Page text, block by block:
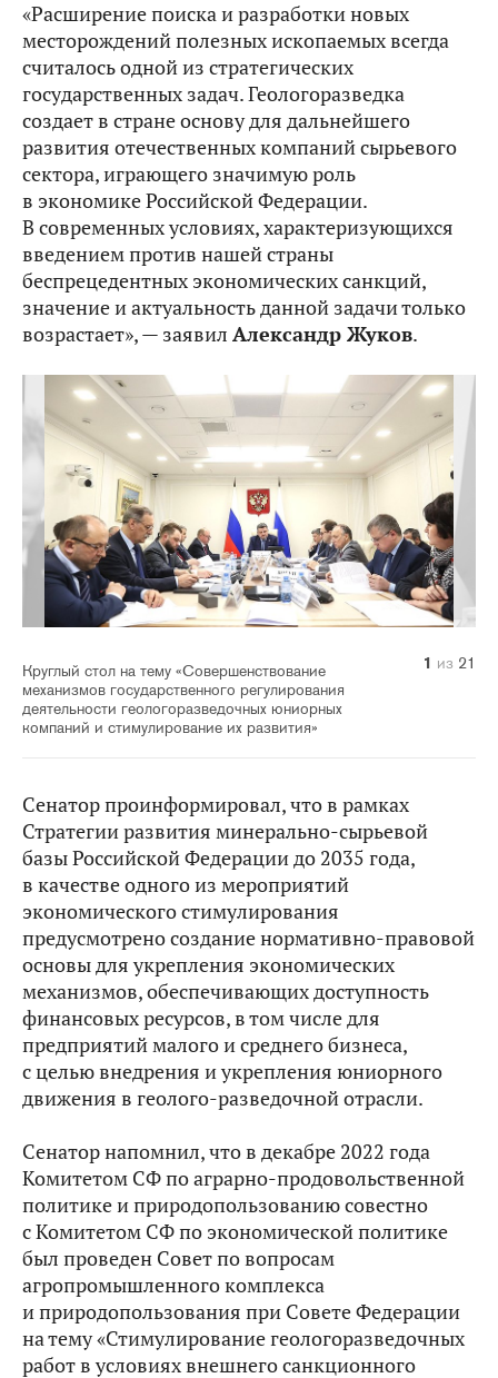
«Расширение поиска и разработки новых
месторождений полезных ископаемых всегда
считалось одной из стратегических
государственных задач. Геологоразведка
создает в стране основу для дальнейшего
развития отечественных компаний сырьевого
сектора, играющего значимую роль
в экономике Российской Федерации.
В современных условиях, характеризующихся
введением против нашей страны
беспрецедентных экономических санкций,
значение и актуальность данной задачи только
возрастает», — заявил Александр Жуков.
Круглый стол на тему «Совершенствование
механизмов государственного регулирования
деятельности геологоразведочных юниорных
компаний и стимулирование их развития»
1 из 21
2 из 21
3 из 21
4 из 21
5 из 21
6 из 21
7 из 21
8 из 21
9 из 21
10 из 21
11 из 21
12 из 21
13 из 21
14 из 21
15 из 21
16 из 21
17 из 21
18 из 21
19 из 21
20 из 21
21 из 21
Сенатор проинформировал, что в рамках
Стратегии развития минерально-сырьевой
базы Российской Федерации до 2035 года,
в качестве одного из мероприятий
экономического стимулирования
предусмотрено создание нормативно-правовой
основы для укрепления экономических
механизмов, обеспечивающих доступность
финансовых ресурсов, в том числе для
предприятий малого и среднего бизнеса,
с целью внедрения и укрепления юниорного
движения в геолого-разведочной отрасли.
Сенатор напомнил, что в декабре 2022 года
Комитетом СФ по аграрно-продовольственной
политике и природопользованию совестно
с Комитетом СФ по экономической политике
был проведен Совет по вопросам
агропромышленного комплекса
и природопользования при Совете Федерации
на тему «Стимулирование геологоразведочных
работ в условиях внешнего санкционного